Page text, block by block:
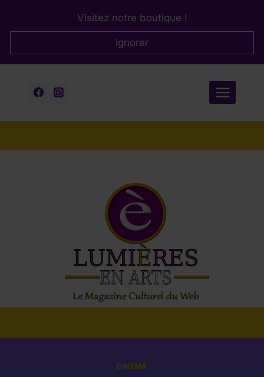
Visitez notre boutique !
Ignorer
CINÉMA